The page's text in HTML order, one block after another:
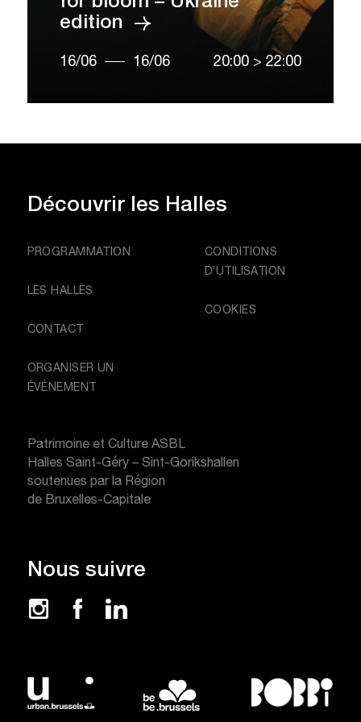
edition
16/06 16/06 20:00 > 22:00
Découvrirles Halles
CONDITIONS
D’UTILISATION
COOKIES
Nous suivre
PROGRAMMATION
LES HALLES
CONTACT
ORGANISER UN
ÉVÉNEMENT
Patrimoine et Culture ASBL
Halles Saint-Géry – Sint-Gorikshallen
soutenues par la Région
de Bruxelles-Capitale